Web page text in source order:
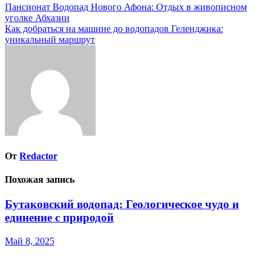
Навигация
по
записям
Пансионат Водопад Нового Афона: Отдых в живописном
уголке Абхазии
Как добраться на машине до водопадов Геленджика:
уникальный маршрут
От Redactor
Похожая запись
Бутаковский водопад: Геологическое чудо и
единение с природой
Май 8, 2025